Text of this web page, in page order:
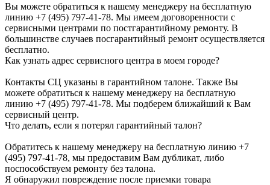
Вы можете обратиться к нашему менеджеру на бесплатную
линию +7 (495) 797-41-78. Мы имеем договоренности с
сервисными центрами по постгарантийному ремонту. В
большинстве случаев посгарантийный ремонт осуществляется
бесплатно.
Как узнать адрес сервисного центра в моем городе?
Контакты СЦ указаны в гарантийном талоне. Также Вы
можете обратиться к нашему менеджеру на бесплатную
линию +7 (495) 797-41-78. Мы подберем ближайший к Вам
сервисный центр.
Что делать, если я потерял гарантийный талон?
Обратитесь к нашему менеджеру на бесплатную линию +7
(495) 797-41-78, мы предоставим Вам дубликат, либо
поспособствуем ремонту без талона.
Я обнаружил повреждение после приемки товара